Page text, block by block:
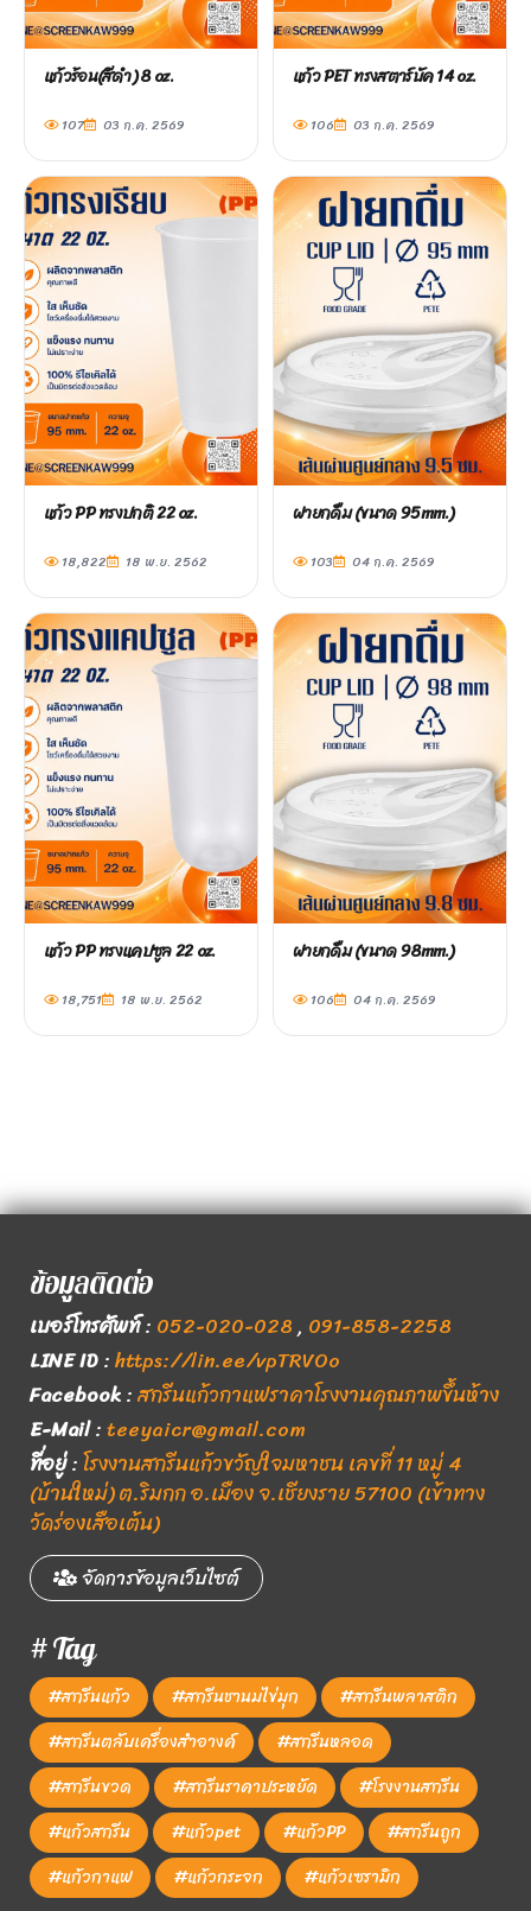
แก้วร้อน(สีดำ) 8 oz.
107 03 ก.ค. 2569
แก้ว PET ทรงสตาร์บัค 14 oz.
106 03 ก.ค. 2569
แก้ว PP ทรงปกติ 22 oz.
18,822 18 พ.ย. 2562
ฝายกดื่ม (ขนาด 95mm.)
103 04 ก.ค. 2569
แก้ว PP ทรงแคปซูล 22 oz.
18,751 18 พ.ย. 2562
ฝายกดื่ม (ขนาด 98mm.)
106 04 ก.ค. 2569
ข้อมูลติดต่อ
เบอร์โทรศัพท์: 052-020-028, 091-858-2258
LINE ID:https://lin.ee/vpTRVOo
Facebook:สกรีนแก้วกาแฟราคาโรงงานคุณภาพขึ้นห้าง
E-Mail:teeyaicr@gmail.com
ที่อยู่:โรงงานสกรีนแก้วขวัญใจมหาชน เลขที่ 11 หมู่ 4
(บ้านใหม่) ต.ริมกก อ.เมือง จ.เชียงราย 57100 (เข้าทาง
วัดร่องเสือเต้น)
จัดการข้อมูลเว็บไซต์
# Tag
#สกรีนแก้ว #สกรีนชานมไข่มุก
#สกรีนพลาสติก
#สกรีนตลับเครื่องสำอางค์
#สกรีนหลอด
#สกรีนขวด
#สกรีนราคาประหยัด
#โรงงานสกรีน
#แก้วสกรีน
#แก้วpet #แก้วPP
#สกรีนถูก
#แก้วกาแฟ
#แก้วกระจก #แก้วเซรามิก